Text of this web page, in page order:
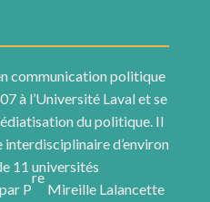
communication politique
à l’Université Laval et se
du politique. Il
interdisciplinaire d’environ
11 universités
P
re
Mireille Lalancette